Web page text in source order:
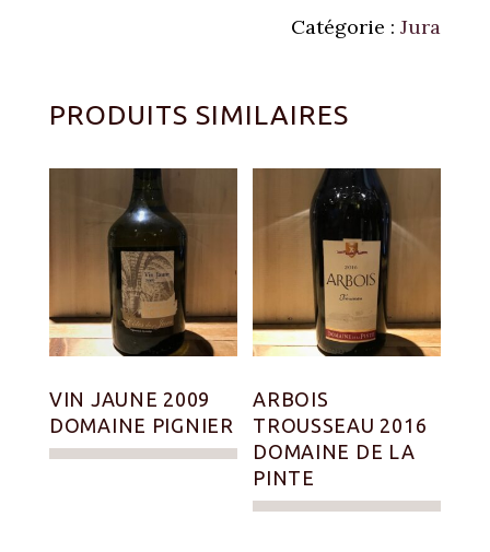
Catégorie : Jura
PRODUITS SIMILAIRES
VIN JAUNE 2009
DOMAINE PIGNIER
ARBOIS
TROUSSEAU 2016
DOMAINE DE LA
PINTE